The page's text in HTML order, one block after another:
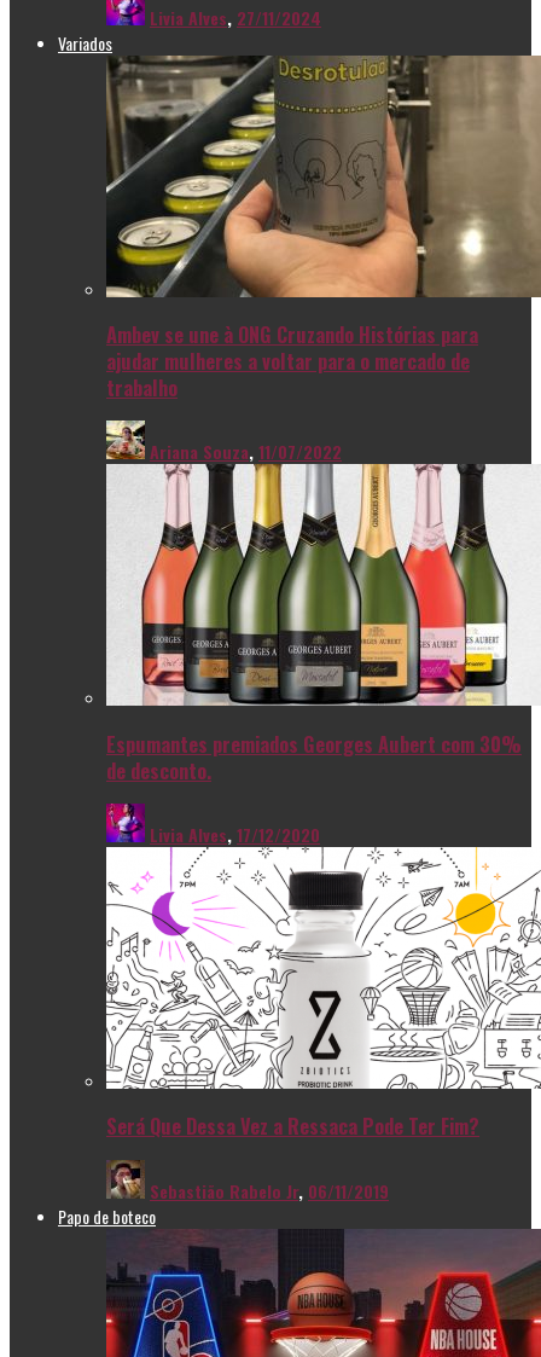
Livia Alves, 27/11/2024
Variados
Ambev se une à ONG Cruzando Histórias para
ajudar mulheres a voltar para o mercado de
trabalho
Ariana Souza,11/07/2022
Espumantes premiados Georges Aubert com 30%
de desconto.
Livia Alves,17/12/2020
Será Que Dessa Vez a Ressaca Pode Ter Fim?
Sebastião Rabelo Jr, 06/11/2019
Papo de boteco